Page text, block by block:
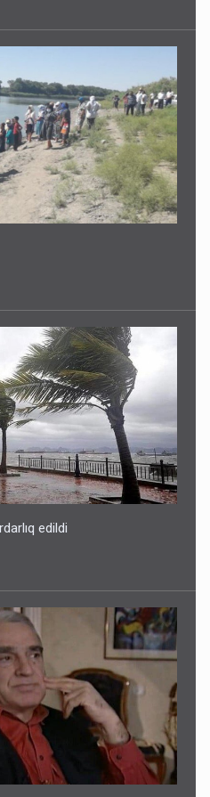
başını bu şou ilə qatır
intellekt - Bunları etməzdən
edildi